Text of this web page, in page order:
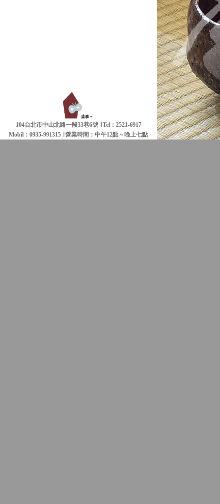
104台北市中山北路一段33巷6號 ∣ Tel：2521-6917
Mobil：0935-991315 ∣
營業時間：中午12點～晚上七點